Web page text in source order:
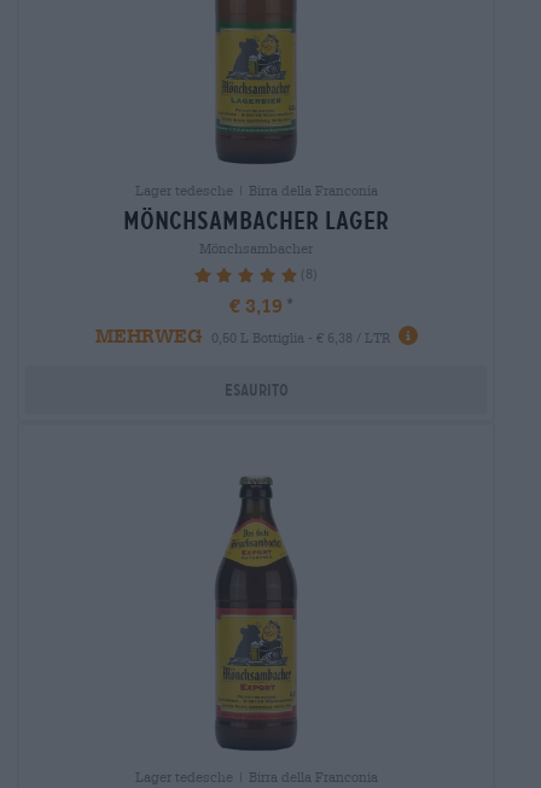
Lager tedesche | Birra della Franconia
mönchsambacher lager
Mönchsambacher
100% (8)
€ 3,19
MEHRWEG
0,50 L Bottiglia - € 6,38 / LTR
Esaurito
Lager tedesche | Birra della Franconia